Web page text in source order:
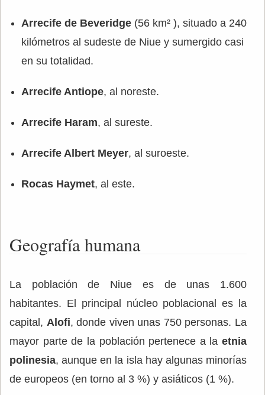
Arrecife de Beveridge (56 km² ), situado a 240
kilómetros al sudeste de Niue y sumergido casi
en su totalidad.
Arrecife Antiope, al noreste.
Arrecife Haram, al sureste.
Arrecife Albert Meyer, al suroeste.
Rocas Haymet, al este.
Geografía humana
La población de Niue es de unas 1.600
habitantes. El principal núcleo poblacional es la
capital, Alofi, donde viven unas 750 personas. La
mayor parte de la población pertenece a la etnia
polinesia, aunque en la isla hay algunas minorías
de europeos (en torno al 3 %) y asiáticos (1 %).